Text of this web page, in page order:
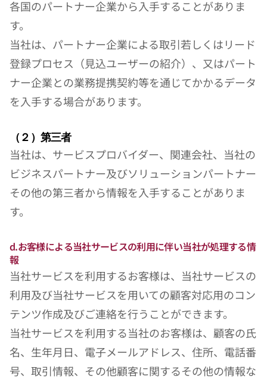
各国のパートナー企業から入手することがありま
す。
当社は、パートナー企業による取引若しくはリード
登録プロセス（見込ユーザーの紹介）、又はパート
ナー企業との業務提携契約等を通じてかかるデータ
を入手する場合があります。
（２）第三者
当社は、サービスプロバイダー、関連会社、当社の
ビジネスパートナー及びソリューションパートナー
その他の第三者から情報を入手することがありま
す。
d.お客様による当社サービスの利用に伴い当社が処理する情
報
当社サービスを利用するお客様は、当社サービスの
利用及び当社サービスを用いての顧客対応用のコン
テンツ作成及びご連絡を行うことができます。
当社サービスを利用する当社のお客様は、顧客の氏
名、生年月日、電子メールアドレス、住所、電話番
号、取引情報、その他顧客に関するその他の情報な